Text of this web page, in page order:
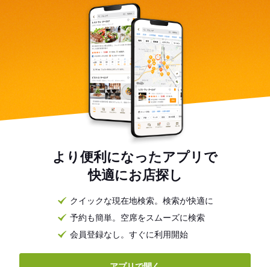
より便利になったアプリで
快適にお店探し
クイックな現在地検索。検索が快適に
予約も簡単。空席をスムーズに検索
会員登録なし。すぐに利用開始